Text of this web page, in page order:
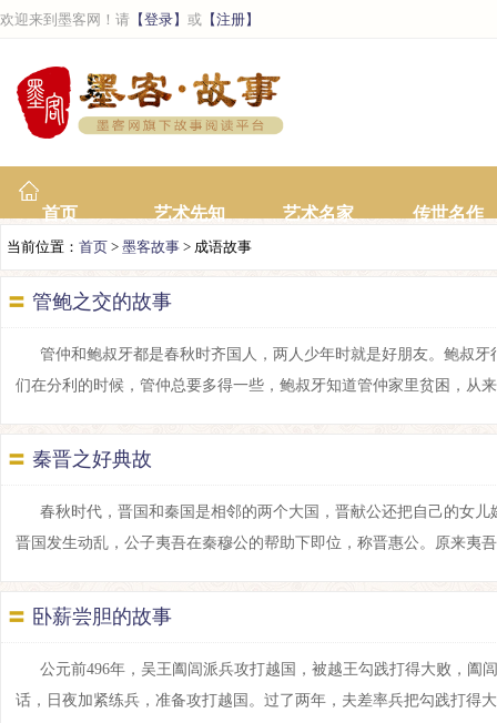
欢迎来到墨客网！请 【登录】 或 【注册】
首页 艺术先知 艺术名家 传世名作
当前位置： 首页 > 墨客故事 > 成语故事
〓 管鲍之交的故事
管仲和鲍叔牙都是春秋时齐国人，两人少年时就是好朋友。鲍叔
们在分利的时候，管仲总要多得一些，鲍叔牙知道管仲家里贫困，从
〓 秦晋之好典故
春秋时代，晋国和秦国是相邻的两个大国，晋献公还把自己的女
晋国发生动乱，公子夷吾在秦穆公的帮助下即位，称晋惠公。原来夷
〓 卧薪尝胆的故事
公元前496年，吴王阖闾派兵攻打越国，被越王勾践打得大败，
话，日夜加紧练兵，准备攻打越国。过了两年，夫差率兵把勾践打得